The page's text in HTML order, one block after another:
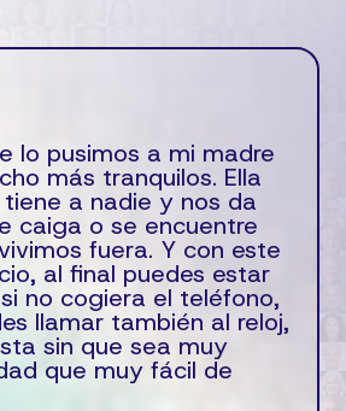
lo pusimos a mi madre
más tranquilos. Ella
a nadie y nos da
caiga o se encuentre
fuera. Y con este
al final puedes estar
no cogiera el teléfono,
llamar también al reloj,
sin que sea muy
que muy fácil de